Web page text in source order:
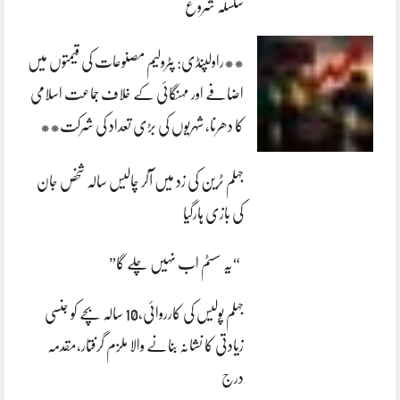
سلسلہ شروع
**راولپنڈی: پٹرولیم مصنوعات کی قیمتوں میں
اضافے اور مہنگائی کے خلاف جماعت اسلامی
کا دھرنا، شہریوں کی بڑی تعداد کی شرکت**
جہلم ٹرین کی زد میں آکر چالیس سالہ شخص جان
کی بازی ہارگیا
“یہ سسٹم اب نہیں چلے گا”
جہلم پولیس کی کارروائی،10 سالہ بچے کو جنسی
زیادتی کا نشانہ بنانے والا ملزم گرفتار،مقدمہ
درج